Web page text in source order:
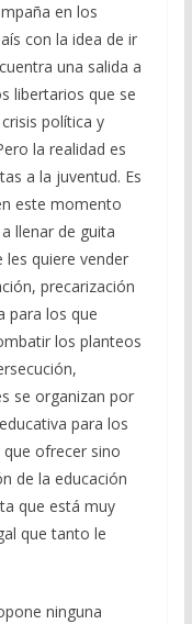
en los
con la idea de ir
una salida a
libertarios que se
política y
la realidad es
a la juventud. Es
este momento
llenar de guita
quiere vender
precarización
para los que
los planteos
se organizan por
para los
ofrecer sino
de la educación
que está muy
que tanto le
ninguna